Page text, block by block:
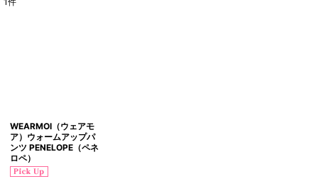
WEARMOI（ウェアモ
ア）ウォームアップパ
ンツ PENELOPE（ペネ
ロペ）